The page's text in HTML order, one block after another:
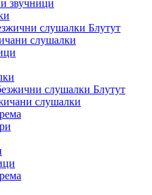
звучници
слушалки Блутут
слушалки
слушалки Блутут
слушалки